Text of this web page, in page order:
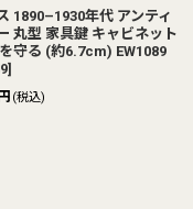
1890–1930年代 アンティ
丸型 家具鍵 キャビネット
守る (約6.7cm) EW1089
]
円 (税込)